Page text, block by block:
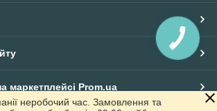
маркетплейсі Prom.ua
неробочий час. Замовлення та